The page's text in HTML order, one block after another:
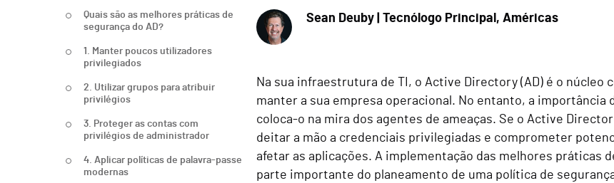
Quais são as melhores práticas de
segurança do AD?
1. Manter poucos utilizadores
privilegiados
2. Utilizar grupos para atribuir
privilégios
3. Proteger as contas com
privilégios de administrador
4. Aplicar políticas de palavra-passe
modernas
Sean Deuby | Tecnólogo Principal, Américas
Na sua infraestrutura de TI, o Active Directory (AD) é o núcleo
manter a sua empresa operacional. No entanto, a importância
coloca-o na mira dos agentes de ameaças. Se o Active
deitar a mão a credenciais privilegiadas e comprometer
afetar as aplicações. A implementação das melhores práticas
parte importante do planeamento de uma política de